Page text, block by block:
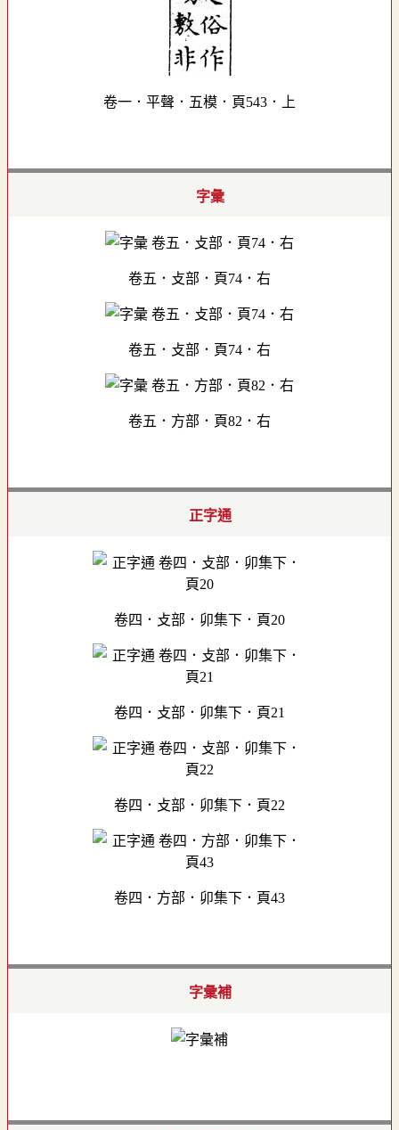
卷一．平聲．五模．頁543．上
字彙
卷五．攴部．頁74．右
卷五．攴部．頁74．右
卷五．方部．頁82．右
正字通
卷四．攴部．卯集下．頁20
卷四．攴部．卯集下．頁21
卷四．攴部．卯集下．頁22
卷四．方部．卯集下．頁43
字彙補